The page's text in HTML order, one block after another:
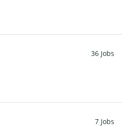
36 Jobs
7 Jobs